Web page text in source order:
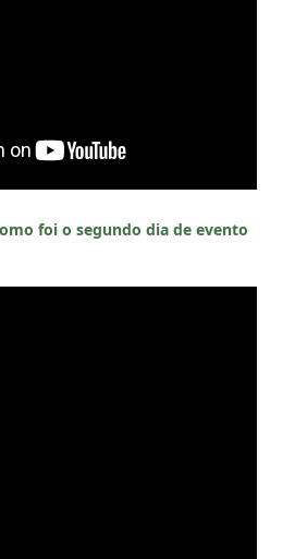
foi o segundo dia de evento